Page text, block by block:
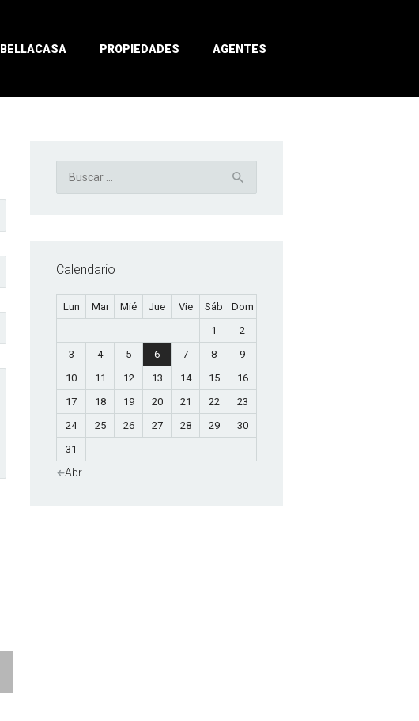
BELLACASA PROPIEDADES AGENTES
Buscar:
Calendario
Lun Mar Mié Jue Vie Sáb
Dom
1
2
3
4 5 6 7 8
9
10
11 12 13 14 15
16
17
18 19 20 21 22
23
24
25 26 27 28 29
30
31
« Abr